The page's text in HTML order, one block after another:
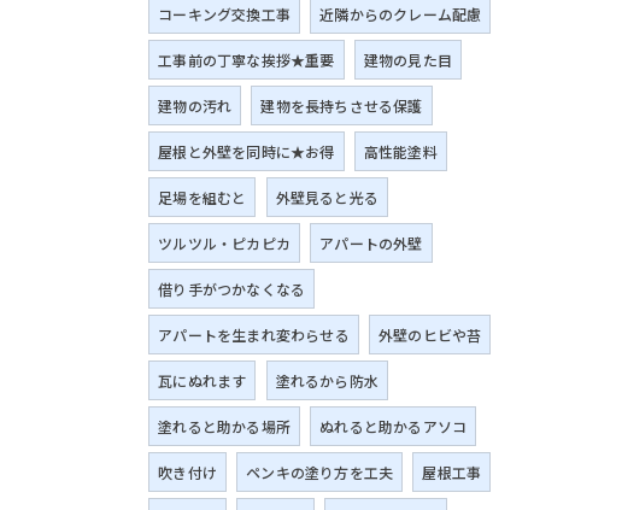
コーキング交換工事 近隣からのクレーム配慮
工事前の丁寧な挨拶★重要 建物の見た目
建物の汚れ 建物を長持ちさせる保護
屋根と外壁を同時に★お得 高性能塗料
足場を組むと 外壁見ると光る
ツルツル・ピカピカ アパートの外壁
借り手がつかなくなる
アパートを生まれ変わらせる 外壁のヒビや苔
瓦にぬれます 塗れるから防水
塗れると助かる場所 ぬれると助かるアソコ
吹き付け ペンキの塗り方を工夫 屋根工事